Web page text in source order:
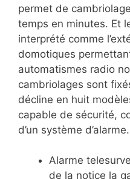
permet de
temps en minutes. Et
interprété comme
domotiques
automatismes radio
cambriolages sont
décline en huit
capable de sécurité,
d’un système d’alarme.
Alarme
de la notice la